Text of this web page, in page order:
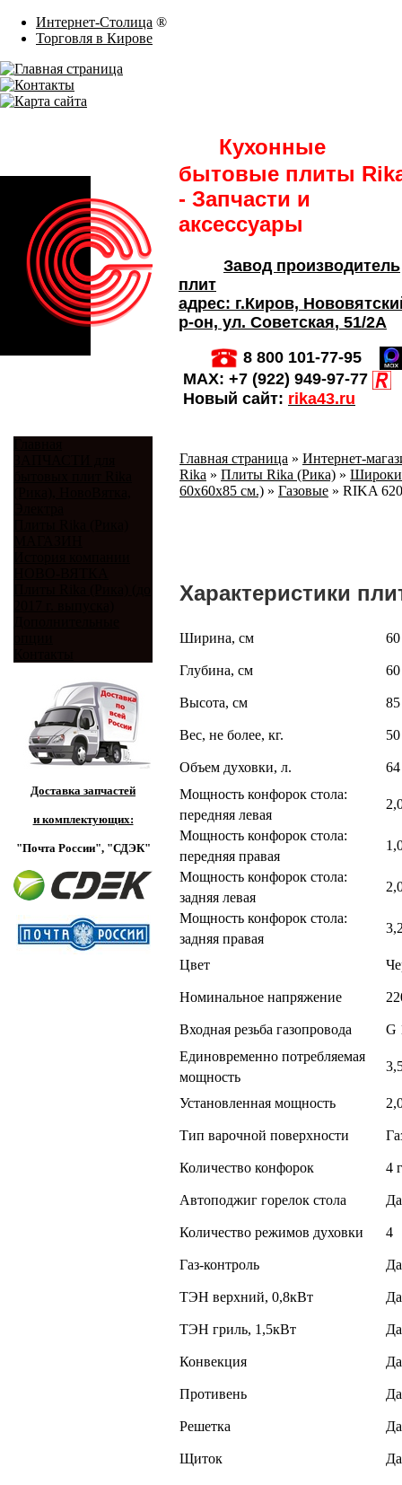
Интернет-Столица ®
Торговля в Кирове
Кухонные
бытовые плиты
- Запчасти и
аксессуары
Завод производитель
плит
адрес: г.Киров,
р-он, ул. Советская, 51/2А
8 800 101-77-95
MAX: +7 (922) 949-97-77
Новый сайт: rika43.ru
Доставка запчастей
и комплектующих:
"Почта России", "СДЭК"
Главная страница » Интернет-
Rika » Плиты Rika (Рика) »
60х60х85 см.) » Газовые » RIKA
Характеристики
Ширина, см 60
Глубина, см 60
Высота, см 85
Вес, не более, кг. 50
Объем духовки, л.
64
Мощность конфорок стола:
передняя левая
Мощность конфорок стола:
передняя правая
Мощность конфорок стола:
задняя левая
Мощность конфорок стола:
задняя правая
Цвет
Номинальное напряжение
Входная резьба газопровода
G
Единовременно потребляемая
мощность
Установленная мощность
Тип варочной поверхности
Количество конфорок 4
Автоподжиг горелок стола Да
Количество режимов духовки 4
Газ-контроль Да
ТЭН верхний, 0,8кВт Да
ТЭН гриль, 1,5кВт Да
Конвекция Да
Противень Да
Решетка Да
Щиток Да